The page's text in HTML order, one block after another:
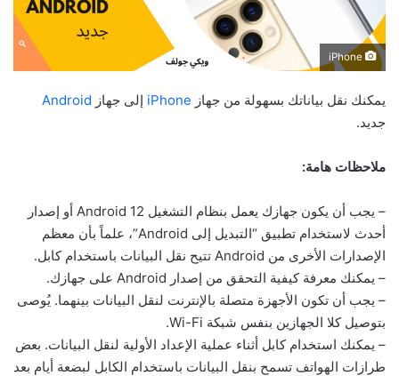
يمكنك نقل بياناتك بسهولة من جهاز iPhone إلى جهاز Android
جديد.
ملاحظات هامة:
– يجب أن يكون جهازك يعمل بنظام التشغيل Android 12 أو إصدار
أحدث لاستخدام تطبيق “التبديل إلى Android”، علماً بأن معظم
الإصدارات الأخرى من Android تتيح نقل البيانات باستخدام كابل.
– يمكنك معرفة كيفية التحقق من إصدار Android على جهازك.
– يجب أن تكون الأجهزة متصلة بالإنترنت لنقل البيانات بينهما. يُوصى
بتوصيل كلا الجهازين بنفس شبكة Wi-Fi.
– يمكنك استخدام كابل أثناء عملية الإعداد الأولية لنقل البيانات. بعض
طرازات الهواتف تسمح بنقل البيانات باستخدام الكابل لبضعة أيام بعد